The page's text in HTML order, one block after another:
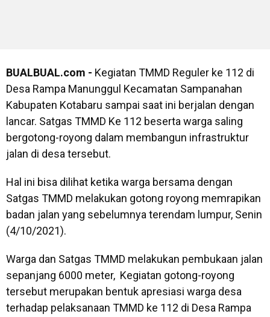
BUALBUAL.com - Kegiatan TMMD Reguler ke 112 di
Desa Rampa Manunggul Kecamatan Sampanahan
Kabupaten Kotabaru sampai saat ini berjalan dengan
lancar. Satgas TMMD Ke 112 beserta warga saling
bergotong-royong dalam membangun infrastruktur
jalan di desa tersebut.
Hal ini bisa dilihat ketika warga bersama dengan
Satgas TMMD melakukan gotong royong memrapikan
badan jalan yang sebelumnya terendam lumpur, Senin
(4/10/2021).
Warga dan Satgas TMMD melakukan pembukaan jalan
sepanjang 6000 meter, Kegiatan gotong-royong
tersebut merupakan bentuk apresiasi warga desa
terhadap pelaksanaan TMMD ke 112 di Desa Rampa